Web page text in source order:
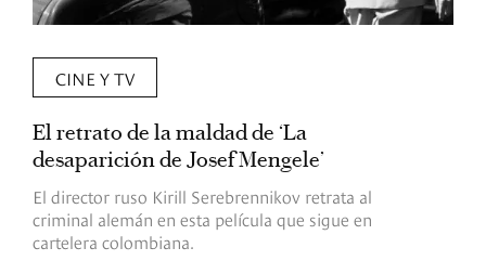
CINE Y TV
El retrato de la maldad de ‘La
desaparición de Josef Mengele’
El director ruso Kirill Serebrennikov retrata al
criminal alemán en esta película que sigue en
cartelera colombiana.